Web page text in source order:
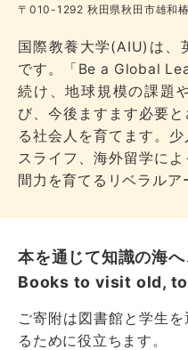
〒010-1292 秋田県秋田市雄和
国際教養大学(AIU)は、
です。「Be a Global
続け、地球規模の課題
び、今後ますます必要
る社会人を育てます。
スライフ、海外留学に
間力を育てるリベラルア
本を通じて知識の海へ
Books to visit old,
ご寄附は図書館と学生
るために役立ちます。